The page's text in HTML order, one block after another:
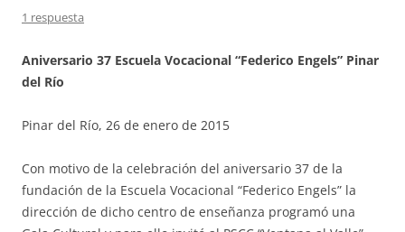
1 respuesta
Aniversario 37 Escuela Vocacional “Federico Engels” Pinar
del Río
Pinar del Río, 26 de enero de 2015
Con motivo de la celebración del aniversario 37 de la
fundación de la Escuela Vocacional “Federico Engels” la
dirección de dicho centro de enseñanza programó una